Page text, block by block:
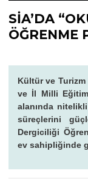
SİA’DA
ÖĞRENME
Kültür ve Turizm
ve İl Milli
alanında
süreçlerini
Dergiciliği
ev sahipliğinde